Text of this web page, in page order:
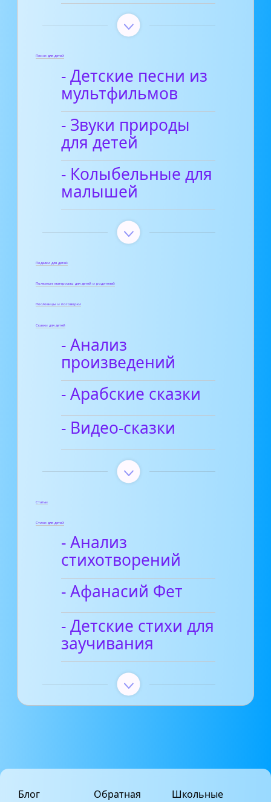
Песни для детей
- Детские песни из
мультфильмов
- Звуки природы
для детей
- Колыбельные для
малышей
Поделки для детей
Полезные материалы для детей и родителей
Пословицы и поговорки
Сказки для детей
- Анализ
произведений
- Арабские сказки
- Видео-сказки
Статьи
Стихи для детей
- Анализ
стихотворений
- Афанасий Фет
- Детские стихи для
заучивания
Блог Обратная Школьные